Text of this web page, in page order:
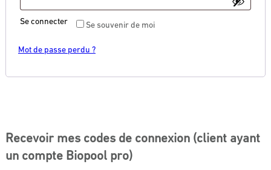
Se souvenir de moi
Se connecter
Mot de passe perdu ?
Recevoir mes codes de connexion (client ayant
un compte Biopool pro)